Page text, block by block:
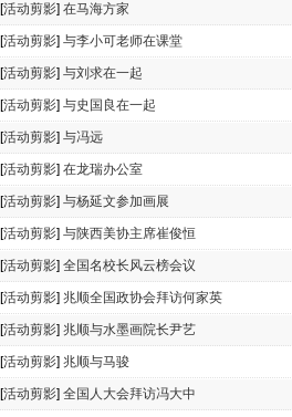
[活动剪影] 在马海方家
[活动剪影] 与李小可老师在课堂
[活动剪影] 与刘求在一起
[活动剪影] 与史国良在一起
[活动剪影] 与冯远
[活动剪影] 在龙瑞办公室
[活动剪影] 与杨延文参加画展
[活动剪影] 与陕西美协主席崔俊恒
[活动剪影] 全国名校长风云榜会议
[活动剪影] 兆顺全国政协会拜访何家英
[活动剪影] 兆顺与水墨画院长尹艺
[活动剪影] 兆顺与马骏
[活动剪影] 全国人大会拜访冯大中